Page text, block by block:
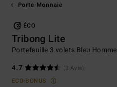
Porte-Monnaie
ÉCO
Tribong Lite
Portefeuille 3 volets Bleu Homme
4.7
(3 Avis)
ECO-BONUS